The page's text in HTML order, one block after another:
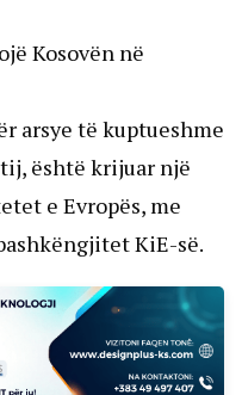
Kosovën në
arsye të kuptueshme
është krijuar një
e Evropës, me
KiE-së.